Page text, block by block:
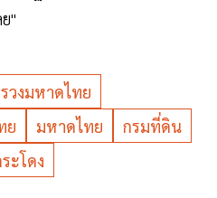
"
วงมหาดไทย
ย
มหาดไทย
กรมที่ดิน
ะโดง